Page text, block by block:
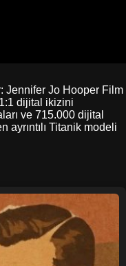
Jennifer Jo Hooper Film
dijital ikizini
ve 715.000 dijital
ayrıntılı Titanik modeli